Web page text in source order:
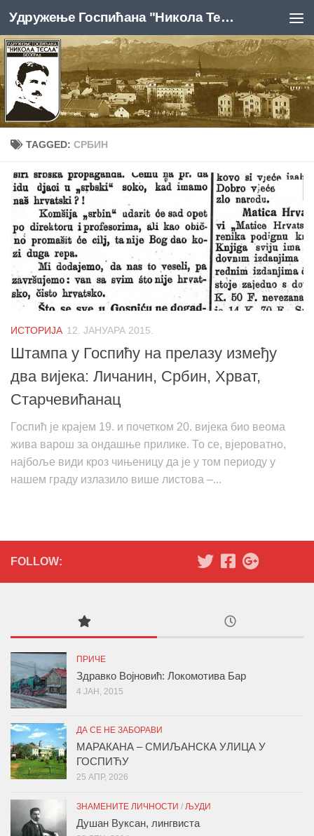
Skip to content Удружење Госпићана "Никола Тесла", Београд
TAGGED: СРБИН
ИСТОРИЈА 12. ЈАНУАРА 2015.
Штампа у Госпићу на прелазу између
два вијека: Личанин, Србин, Хрват,
Старчевићанац
Госпић је крајем 19. и почетком 20. вијека био веома
жива варош за ондашње прилике. То се, вјероватно,
најбоље види кроз чињеницу да је у том периоду у
нашем граду излазило више листова –...
FOLLOW:
ПРИЧЕ
Здравко Војновић: Локомотива Бар
4 ЈАН, 2015
ДА СЕ НЕ ЗАБОРАВИ
МАРАКАНА – СМИЉАНСКА УЛИЦА У
ГОСПИЋУ
25 АПР, 2026
ЗНАМЕНИТЕ ЛИЧНОСТИ / ЉУДИ
Душан Вуксан, лингвиста